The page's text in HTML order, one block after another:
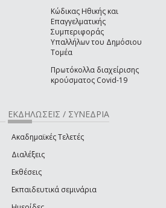
Κώδικας Ηθικής και
Επαγγελματικής
Συμπεριφοράς
Υπαλλήλων του Δημόσιου
Τομέα
Πρωτόκολλα διαχείρισης
κρούσματος Covid-19
ΕΚΔΗΛΩΣΕΙΣ / ΣΥΝΕΔΡΙΑ
Ακαδημαϊκές Τελετές
Διαλέξεις
Εκθέσεις
Εκπαιδευτικά σεμινάρια